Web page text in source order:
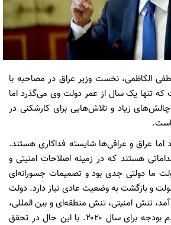
الکاظمی، نخست وزیر عراق در مصاحبه با
که تنها یک سال از عمر دولت وی می‌گذرد اما
زیاد و تلاش‌هایی برای کارشکنی در
است.
عراق و عراقی‌ها شایسته فداکاری هستند.
هستند که در زمینه اصلاحات امنیتی و
ما دولتی جدی بود و تصمیمات جسورانه‌ای
و بازگشت به وضعیت عادی نیاز دارد. دولت
تنش امنیتی، تنش منطقه‌ای و بین المللی،
فروپاشی قیمت نفت، عدم بودجه برای سال ۲۰۲۰. با این حال در تحقق